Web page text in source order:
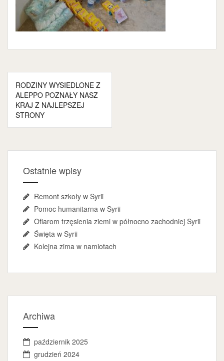
Nawigacja
wpisu
RODZINY WYSIEDLONE Z
ALEPPO POZNAŁY NASZ
KRAJ Z NAJLEPSZEJ
STRONY
Ostatnie wpisy
Remont szkoły w Syrii
Pomoc humanitarna w Syrii
Ofiarom trzęsienia ziemi w północno zachodniej Syrii
Święta w Syrii
Kolejna zima w namiotach
Archiwa
październik 2025
grudzień 2024